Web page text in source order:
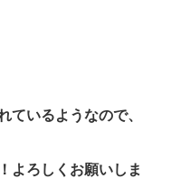
ているようなので、
よろしくお願いしま